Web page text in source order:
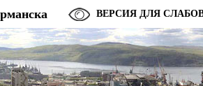
ВЕРСИЯ ДЛЯ